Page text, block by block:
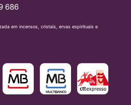
686
em incensos, cristais, ervas espirituais e